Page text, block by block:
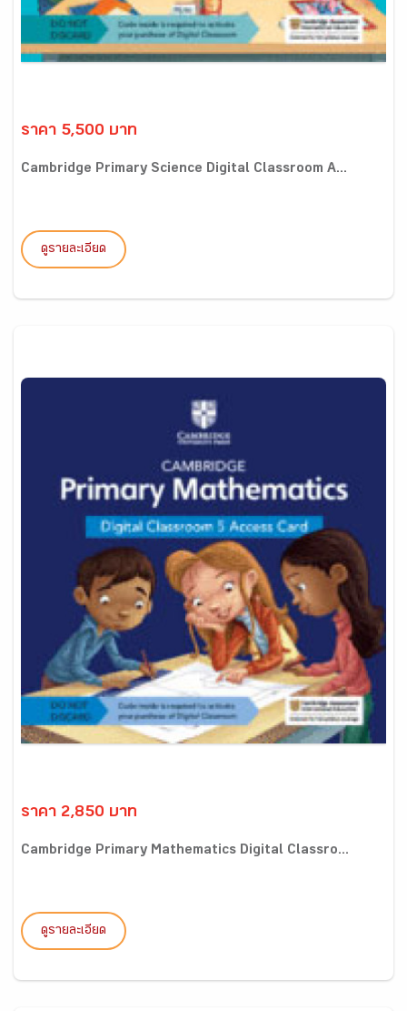
ราคา 5,500 บาท
Cambridge Primary Science Digital Classroom A...
ดูรายละเอียด
ราคา 2,850 บาท
Cambridge Primary Mathematics Digital Classro...
ดูรายละเอียด